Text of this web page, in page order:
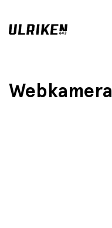
Webkamera